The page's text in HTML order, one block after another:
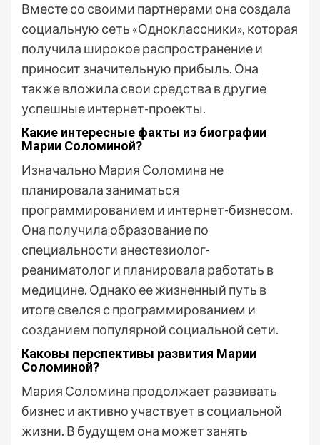
Вместе со своими партнерами она создала
социальную сеть «Одноклассники», которая
получила широкое распространение и
приносит значительную прибыль. Она
также вложила свои средства в другие
успешные интернет-проекты.
Какие интересные факты из биографии
Марии Соломиной?
Изначально Мария Соломина не
планировала заниматься
программированием и интернет-бизнесом.
Она получила образование по
специальности анестезиолог-
реаниматолог и планировала работать в
медицине. Однако ее жизненный путь в
итоге свелся с программированием и
созданием популярной социальной сети.
Каковы перспективы развития Марии
Соломиной?
Мария Соломина продолжает развивать
бизнес и активно участвует в социальной
жизни. В будущем она может занять